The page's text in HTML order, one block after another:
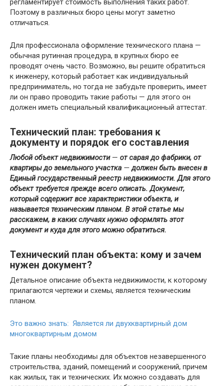
регламентирует стоимость выполнения таких работ.
Поэтому в различных бюро цены могут заметно
отличаться.
Для профессионала оформление технического плана —
обычная рутинная процедура, в крупных бюро ее
проводят очень часто. Возможно, вы решите обратиться
к инженеру, который работает как индивидуальный
предприниматель, но тогда не забудьте проверить, имеет
ли он право проводить такие работы — для этого он
должен иметь специальный квалификационный аттестат.
Технический план: требования к
документу и порядок его составления
Любой объект недвижимости— от сарая до фабрики, от
квартиры до земельного участка —должен быть внесен в
Единый государственный реестр недвижимости. Для этого
объект требуется прежде всего описать. Документ,
который содержит все характеристики объекта, и
называется техническим планом. В этой статье мы
расскажем, в каких случаях нужно оформлять этот
документ и куда для этого можно обратиться.
Технический план объекта: кому и зачем
нужен документ?
Детальное описание объекта недвижимости, к которому
прилагаются чертежи и схемы, является техническим
планом.
Это важно знать: Является ли двухквартирный дом
многоквартирным домом
Такие планы необходимы для объектов незавершенного
строительства, зданий, помещений и сооружений, причем
как жилых, так и технических. Их можно создавать для